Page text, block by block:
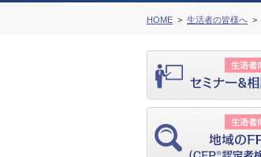
HOME 生活者の皆様へ